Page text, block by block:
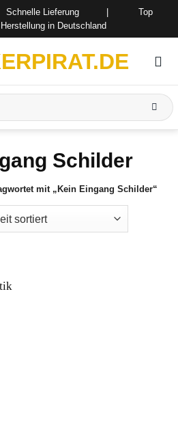
Lieferung | Top
in Deutschland
Schilder
mit „Kein Eingang Schilder“